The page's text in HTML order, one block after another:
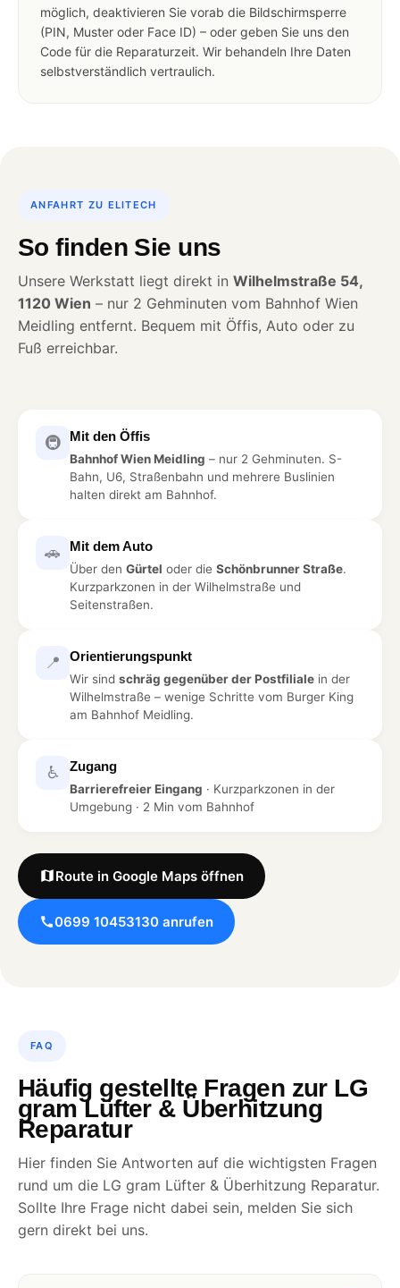
möglich, deaktivieren Sie vorab die Bildschirmsperre
(PIN, Muster oder Face ID) – oder geben Sie uns den
Code für die Reparaturzeit. Wir behandeln Ihre Daten
selbstverständlich vertraulich.
ANFAHRT ZU ELITECH
So finden Sie uns
Unsere Werkstatt liegt direkt in Wilhelmstraße 54,
1120 Wien – nur 2 Gehminuten vom Bahnhof Wien
Meidling entfernt. Bequem mit Öffis, Auto oder zu
Fuß erreichbar.
🚇 Mit den Öffis
Bahnhof Wien Meidling – nur 2 Gehminuten. S-
Bahn, U6, Straßenbahn und mehrere Buslinien
halten direkt am Bahnhof.
🚗 Mit dem Auto
Über den Gürtel oder die Schönbrunner Straße.
Kurzparkzonen in der Wilhelmstraße und
Seitenstraßen.
📍 Orientierungspunkt
Wir sind schräg gegenüber der Postfiliale in der
Wilhelmstraße – wenige Schritte vom Burger King
am Bahnhof Meidling.
♿ Zugang
Barrierefreier Eingang · Kurzparkzonen in der
Umgebung · 2 Min vom Bahnhof
Route in Google Maps öffnen
0699 10453130 anrufen
FAQ
Häufig gestellte Fragen zur LG
gram Lüfter & Überhitzung
Reparatur
Hier finden Sie Antworten auf die wichtigsten Fragen
rund um die LG gram Lüfter & Überhitzung Reparatur.
Sollte Ihre Frage nicht dabei sein, melden Sie sich
gern direkt bei uns.